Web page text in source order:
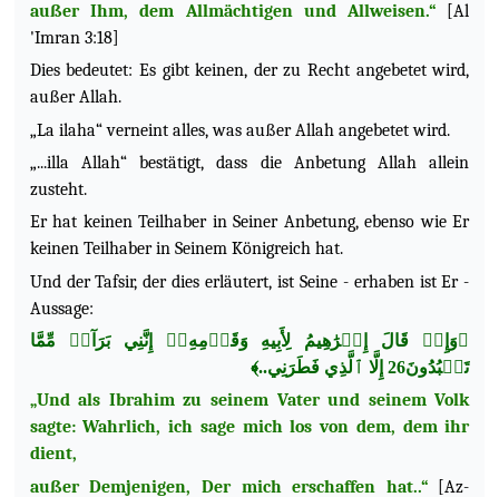
außer Ihm, dem Allmächtigen und Allweisen.“ [Al
'Imran 3:18]
Dies bedeutet: Es gibt keinen, der zu Recht angebetet wird,
außer Allah.
„La ilaha“ verneint alles, was außer Allah angebetet wird.
„...illa Allah“ bestätigt, dass die Anbetung Allah allein
zusteht.
Er hat keinen Teilhaber in Seiner Anbetung, ebenso wie Er
keinen Teilhaber in Seinem Königreich hat.
Und der Tafsir, der dies erläutert, ist Seine - erhaben ist Er -
Aussage:
﴿وَإِذۡ قَالَ إِبۡرَٰهِيمُ لِأَبِيهِ وَقَوۡمِهِۦٓ إِنَّنِي بَرَآءٞ مِّمَّا
تَعۡبُدُونَ26 إِلَّا ٱلَّذِي فَطَرَنِي..﴾
„Und als Ibrahim zu seinem Vater und seinem Volk
sagte: Wahrlich, ich sage mich los von dem, dem ihr
dient,
außer Demjenigen, Der mich erschaffen hat..“[Az-